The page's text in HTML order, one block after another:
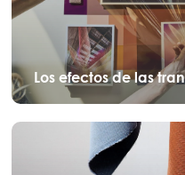
Los efectos de las